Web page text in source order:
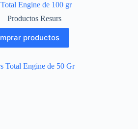
Engine de 100 gr
Productos Resurs
productos